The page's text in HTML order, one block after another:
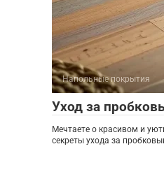
Напольные покрытия
Уход за
Мечтаете о красивом и
секреты ухода за